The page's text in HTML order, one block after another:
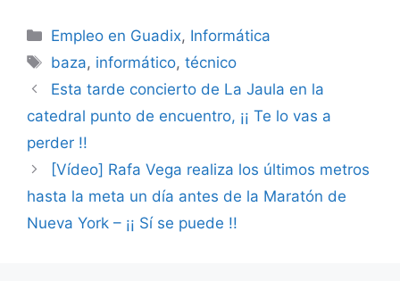
Categorías
Empleo en Guadix, Informática
Etiquetas
baza, informático,técnico
Esta tarde concierto de La Jaula en la
catedral punto de encuentro, ¡¡ Te lo vas a
perder !!
[Vídeo] Rafa Vega realiza los últimos metros
hasta la meta un día antes de la Maratón de
Nueva York – ¡¡ Sí se puede !!